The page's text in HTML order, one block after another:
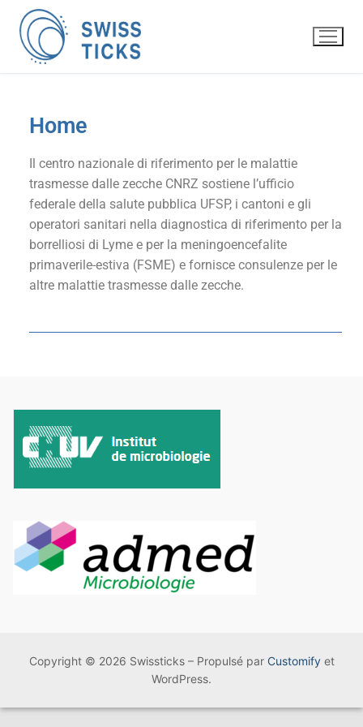
Home
Il centro nazionale di riferimento per le malattie
trasmesse dalle zecche CNRZ sostiene l’ufficio
federale della salute pubblica UFSP, i cantoni e gli
operatori sanitari nella diagnostica di riferimento per la
borrelliosi di Lyme e per la meningoencefalite
primaverile-estiva (FSME) e fornisce consulenze per le
altre malattie trasmesse dalle zecche.
Copyright © 2026 Swissticks – Propulsé par Customifyet
WordPress.